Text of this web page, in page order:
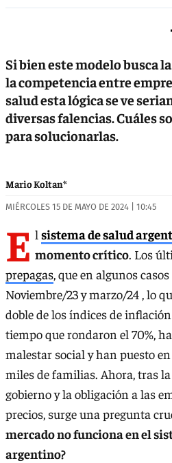
Si bien este modelo busca
la competencia entre
salud esta lógica se ve
diversas falencias. Cuáles
para solucionarlas.
Mario Koltan*
MIÉRCOLES 15 DE MAYO DE 2024 | 10:45
E l sistema de salud
momento crítico. Los
prepagas, que en algunos
Noviembre/23 y marzo/24 , lo
doble de los índices de
tiempo que rondaron el 70%,
malestar social y han puesto
miles de familias. Ahora, tras
gobierno y la obligación a las
precios, surge una pregunta
mercado no funciona en el
argentino?